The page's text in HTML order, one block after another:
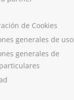
de Cookies
generales de uso
generales de